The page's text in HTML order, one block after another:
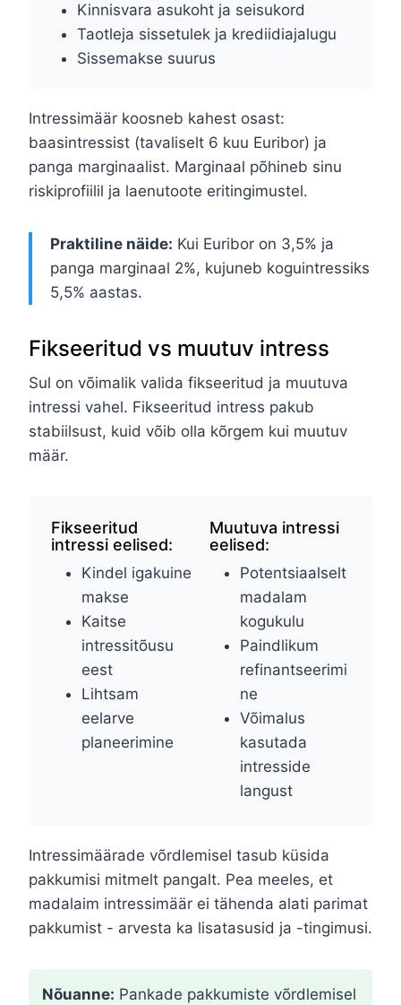
Kinnisvara asukoht ja seisukord
Taotleja sissetulek ja krediidiajalugu
Sissemakse suurus
Intressimäär koosneb kahest osast:
baasintressist (tavaliselt 6 kuu Euribor) ja
panga marginaalist. Marginaal põhineb sinu
riskiprofiilil ja laenutoote eritingimustel.
Praktiline näide: Kui Euribor on 3,5% ja
panga marginaal 2%, kujuneb koguintressiks
5,5% aastas.
Fikseeritud vs muutuv intress
Sul on võimalik valida fikseeritud ja muutuva
intressi vahel. Fikseeritud intress pakub
stabiilsust, kuid võib olla kõrgem kui muutuv
määr.
Fikseeritud
intressi eelised:
Kindel igakuine
makse
Kaitse
intressitõusu
eest
Lihtsam
eelarve
planeerimine
Muutuva intressi
eelised:
Potentsiaalselt
madalam
kogukulu
Paindlikum
refinantseerimi
ne
Võimalus
kasutada
intresside
langust
Intressimäärade võrdlemisel tasub küsida
pakkumisi mitmelt pangalt. Pea meeles, et
madalaim intressimäär ei tähenda alati parimat
pakkumist - arvesta ka lisatasusid ja -tingimusi.
Nõuanne: Pankade pakkumiste võrdlemisel